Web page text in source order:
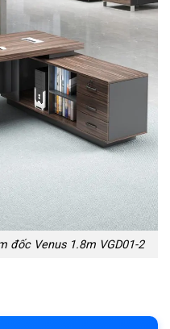
đốc Venus 1.8m VGD01-2